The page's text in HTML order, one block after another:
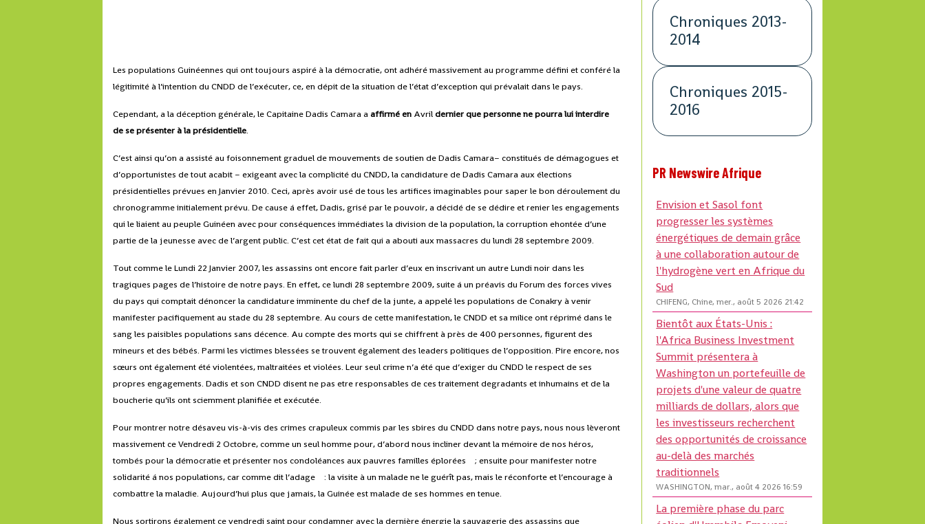
Les populations Guinéennes qui ont toujours aspiré à la démocratie, ont adhéré massivement au programme défini et conféré la
légitimité à l’intention du CNDD de l’exécuter, ce, en dépit de la situation de l’état d’exception qui prévalait dans le pays.
Cependant, a la déception générale, le Capitaine Dadis Camara a affirmé en Avrildernier que personne ne pourra lui interdire
de se présenter à la présidentielle.
C’est ainsi qu’on a assisté au foisonnement graduel de mouvements de soutien de Dadis Camara– constitués de démagogues et
d’opportunistes de tout acabit – exigeant avec la complicité du CNDD, la candidature de Dadis Camara aux élections
présidentielles prévues en Janvier 2010. Ceci, après avoir usé de tous les artifices imaginables pour saper le bon déroulement du
chronogramme initialement prévu. De cause á effet, Dadis, grisé par le pouvoir, a décidé de se dédire et renier les engagements
qui le liaient au peuple Guinéen avec pour conséquences immédiates la division de la population, la corruption ehontée d’une
partie de la jeunesse avec de l’argent public. C’est cet état de fait qui a abouti aux massacres du lundi 28 septembre 2009.
Tout comme le Lundi 22 Janvier 2007, les assassins ont encore fait parler d’eux en inscrivant un autre Lundi noir dans les
tragiques pages de l’histoire de notre pays. En effet, ce lundi 28 septembre 2009, suite á un préavis du Forum des forces vives
du pays qui comptait dénoncer la candidature imminente du chef de la junte, a appelé les populations de Conakry à venir
manifester pacifiquement au stade du 28 septembre. Au cours de cette manifestation, le CNDD et sa milice ont réprimé dans le
sang les paisibles populations sans décence. Au compte des morts qui se chiffrent à près de 400 personnes, figurent des
mineurs et des bébés. Parmi les victimes blessées se trouvent également des leaders politiques de l’opposition. Pire encore, nos
sœurs ont également été violentées, maltraitées et violées. Leur seul crime n’a été que d’exiger du CNDD le respect de ses
propres engagements. Dadis et son CNDD disent ne pas etre responsables de ces traitement degradants et inhumains et de la
boucherie qu’ils ont sciemment planifiée et exécutée.
Pour montrer notre désaveu vis-à-vis des crimes crapuleux commis par les sbires du CNDD dans notre pays, nous nous lèveront
massivement ce Vendredi 2 Octobre, comme un seul homme pour, d’abord nous incliner devant la mémoire de nos héros,
tombés pour la démocratie et présenter nos condoléances aux pauvres familles éplorées ; ensuite pour manifester notre
solidarité á nos populations, car comme dit l’adage : la visite à un malade ne le guérît pas, mais le réconforte et l’encourage à
combattre la maladie. Aujourd’hui plus que jamais, la Guinée est malade de ses hommes en tenue.
Nous sortirons également ce vendredi saint pour condamner avec la dernière énergie la sauvagerie des assassins que
Chroniques 2013-
2014
Chroniques 2015-
2016
PR Newswire Afrique
Envision et Sasol font
progresser les systèmes
énergétiques de demain grâce
à une collaboration autour de
l'hydrogène vert en Afrique du
Sud
CHIFENG, Chine, mer., août 5 2026 21:42
Bientôt aux États-Unis :
l'Africa Business Investment
Summit présentera à
Washington un portefeuille de
projets d'une valeur de quatre
milliards de dollars, alors que
les investisseurs recherchent
des opportunités de croissance
au-delà des marchés
traditionnels
WASHINGTON, mar., août 4 2026 16:59
La première phase du parc